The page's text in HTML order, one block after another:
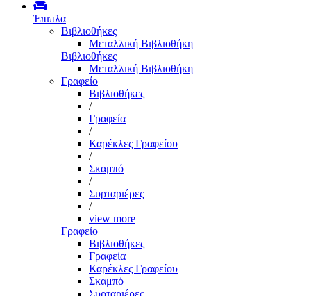
Έπιπλα
Βιβλιοθήκες
Μεταλλική Βιβλιοθήκη
Βιβλιοθήκες
Μεταλλική Βιβλιοθήκη
Γραφείο
Βιβλιοθήκες
/
Γραφεία
/
Καρέκλες Γραφείου
/
Σκαμπό
/
Συρταριέρες
/
view more
Γραφείο
Βιβλιοθήκες
Γραφεία
Καρέκλες Γραφείου
Σκαμπό
Συρταριέρες